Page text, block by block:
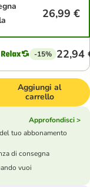
26,99 €
-15% 22,94
Aggiungi al
carrello
Approfondisci >
tuo abbonamento
di consegna
vuoi